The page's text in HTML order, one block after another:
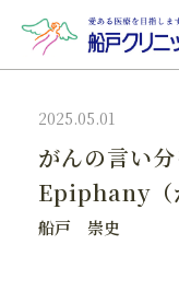
2025.05.01
がんの言い
Epiphany（
船戸 崇史